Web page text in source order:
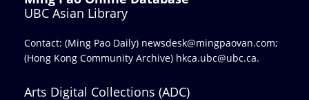
UBC Asian Library
Contact: (Ming Pao Daily) newsdesk@mingpaovan.com;
(Hong Kong Community Archive) hkca.ubc@ubc.ca.
Arts Digital Collections (ADC)